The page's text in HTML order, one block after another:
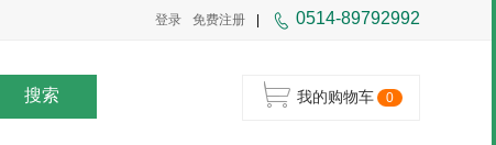
0514-89792992
免费注册
登录
搜索 我的购物车 0